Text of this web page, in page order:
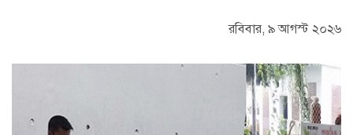
রবিবার, ৯ আগস্ট ২০২৬